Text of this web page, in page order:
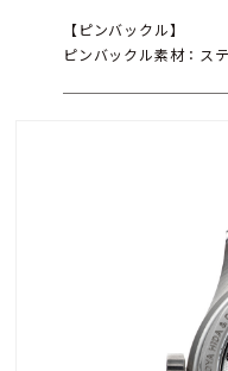
【ピンバックル】
ピンバックル素材：ス